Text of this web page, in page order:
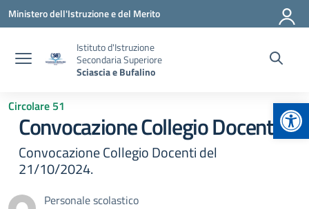
Vai ai contenuti
Vai al menu di navigazione
Vai al footer
Ministero dell'Istruzione e del Merito
Istituto d'Istruzione
Secondaria Superiore
Sciascia e Bufalino
Circolare 51
Convocazione Collegio Docenti.
Convocazione Collegio Docenti del
21/10/2024.
Personale scolastico